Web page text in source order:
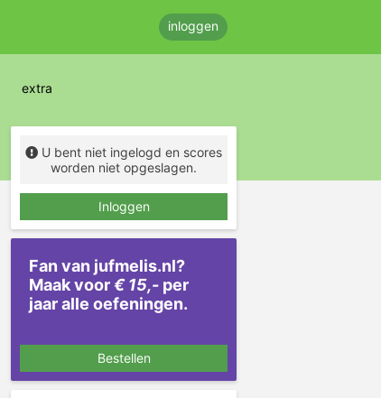
inloggen
extra
U bent niet ingelogd en scores
worden niet opgeslagen.
Inloggen
Fan van jufmelis.nl?
Maak voor€ 15,- per
jaar alle oefeningen.
Bestellen